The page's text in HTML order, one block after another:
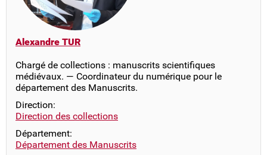
Alexandre TUR
Chargé de collections : manuscrits scientifiques
médiévaux. — Coordinateur du numérique pour le
département des Manuscrits.
Direction:
Direction des collections
Département:
Département des Manuscrits